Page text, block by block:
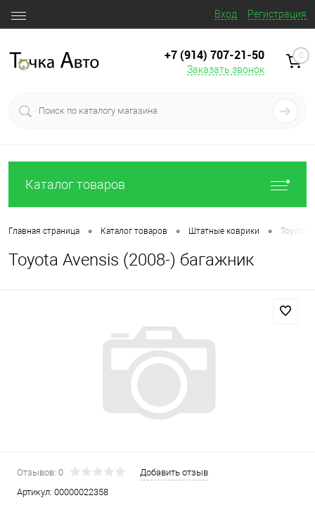
Вход Регистрация
+7 (914) 707‒21‒50
Заказать звонок
0
Каталог товаров
Главная страница • Каталог товаров • Штатные коврики • Toyota
Toyota Avensis (2008-) багажник
Отзывов: 0
Добавить отзыв
Артикул: 00000022358